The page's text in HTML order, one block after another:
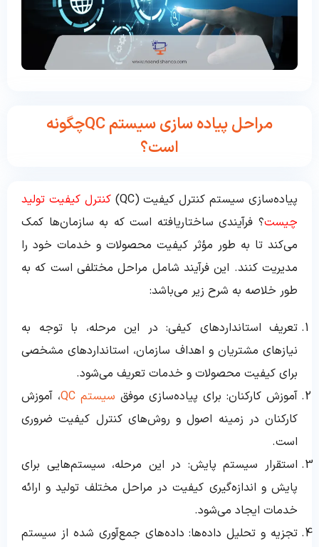
مراحل پیاده سازی سیستم QCچگونه
است؟
پیاده‌سازی سیستم کنترل کیفیت (QC)
کنترل کیفیت تولید
چیست؟ فرآیندی ساختاریافته است که به سازمان‌ها کمک
می‌کند تا به طور مؤثر کیفیت محصولات و خدمات خود را
مدیریت کنند. این فرآیند شامل مراحل مختلفی است که به
طور خلاصه به شرح زیر می‌باشد:
تعریف استانداردهای کیفی: در این مرحله، با توجه به
نیازهای مشتریان و اهداف سازمان، استانداردهای مشخصی
برای کیفیت محصولات و خدمات تعریف می‌شود.
آموزش کارکنان: برای پیاده‌سازی موفق سیستم QC
، آموزش
کارکنان در زمینه اصول و روش‌های کنترل کیفیت ضروری
است.
استقرار سیستم پایش: در این مرحله، سیستم‌هایی برای
پایش و اندازه‌گیری کیفیت در مراحل مختلف تولید و ارائه
خدمات ایجاد می‌شود.
تجزیه و تحلیل داده‌ها: داده‌های جمع‌آوری شده از سیستم